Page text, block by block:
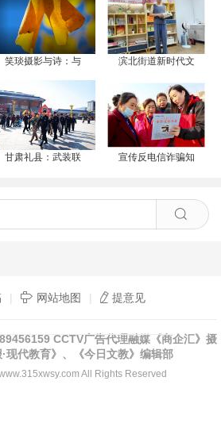
笑琰摄影与诗：与 滨北街道新时代文
甘肃礼县：武装联 宣传反电信诈骗知
| 网站地图 | 提意见
CCTV广告代理融媒《商企汇》摄
现代教育》、《今日文教》编辑部
All Rights Reserved